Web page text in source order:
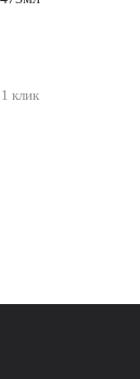
клик